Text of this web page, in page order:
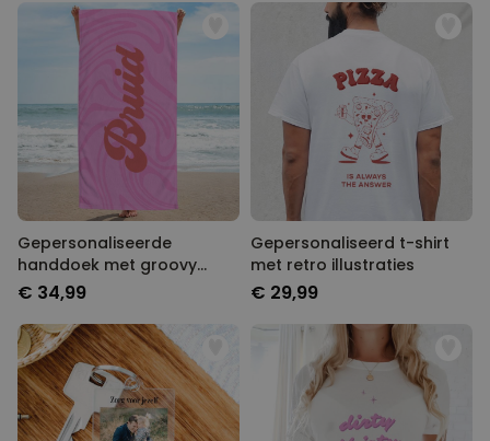
Gepersonaliseerde
handdoek met groovy
achtergrond en tekst
€ 34,99
Gepersonaliseerd t-shirt
met retro illustraties
€ 29,99